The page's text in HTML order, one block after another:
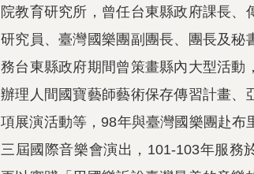
院教育研究所，曾任台東縣政府課長、
研究員、臺灣國樂團副團長、團長及秘
務台東縣政府期間曾策畫縣內大型活動
辦理人間國寶藝師藝術保存傳習計畫、
項展演活動等，98年與臺灣國樂團赴布
三屆國際音樂會演出，101-103年服務